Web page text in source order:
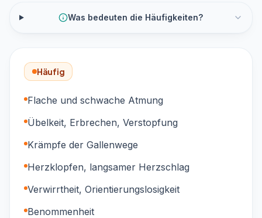
Was bedeuten die Häufigkeiten?
Häufig
Flache und schwache Atmung
Übelkeit, Erbrechen, Verstopfung
Krämpfe der Gallenwege
Herzklopfen, langsamer Herzschlag
Verwirrtheit, Orientierungslosigkeit
Benommenheit